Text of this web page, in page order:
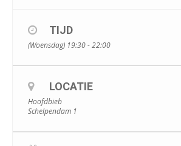
TIJD
(Woensdag) 19:30 - 22:00
LOCATIE
Hoofdbieb
Schelpendam 1